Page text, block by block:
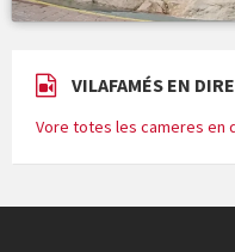
VILAFAMÉS EN
Vore totes les cameres en